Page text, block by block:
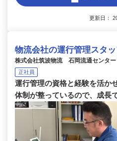
更新日：
物流会社の運行管理スタ
株式会社筑波物流 石岡流通センター
正社員
運行管理の資格と経験を活か
体制が整っているので、成長